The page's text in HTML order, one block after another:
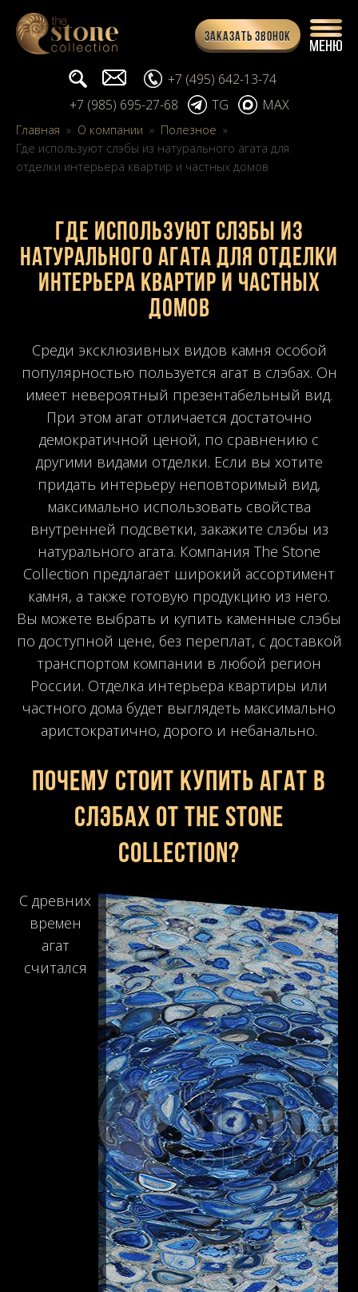
Заказать звонок
Поиск... info@stone-collection.ru
+7 (495) 642-13-74
+7 (985) 695-27-68
TG MAX
Главная » О компании » Полезное »
Где используют слэбы из натурального агата для
отделки интерьера квартир и частных домов
Где используют слэбы из
натурального агата для отделки
интерьера квартир и частных
домов
Среди эксклюзивных видов камня особой
популярностью пользуется агат в слэбах. Он
имеет невероятный презентабельный вид.
При этом агат отличается достаточно
демократичной ценой, по сравнению с
другими видами отделки. Если вы хотите
придать интерьеру неповторимый вид,
максимально использовать свойства
внутренней подсветки, закажите слэбы из
натурального агата. Компания The Stone
Collection предлагает широкий ассортимент
камня, а также готовую продукцию из него.
Вы можете выбрать и купить каменные слэбы
по доступной цене, без переплат, с доставкой
транспортом компании в любой регион
России. Отделка интерьера квартиры или
частного дома будет выглядеть максимально
аристократично, дорого и небанально.
Почему стоит купить агат в
слэбах от The Stone
Collection?
С древних
времен
агат
считался